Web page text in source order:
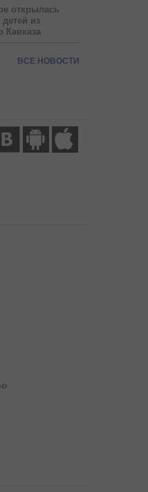
открылась
из
Кавказа
ВСЕ НОВОСТИ